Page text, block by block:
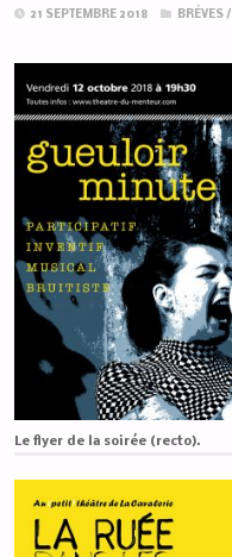
21 SEPTEMBRE 2018 BRÈVES/
Le flyer de la soirée (recto).